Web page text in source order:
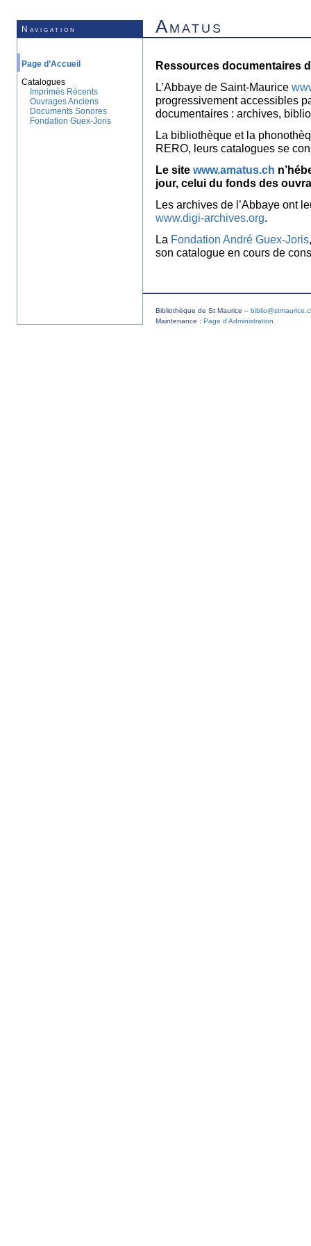
Navigation Amatus
Page d’Accueil
Catalogues
Imprimés Récents
Ouvrages Anciens
Documents Sonores
Fondation Guex-Joris
Ressources documentaires
L’Abbaye de Saint-Maurice
progressivement accessibles
documentaires : archives,
La bibliothèque et la
RERO, leurs catalogues se
Le site www.amatus.ch
jour, celui du fonds des
Les archives de l’Abbaye ont
www.digi-archives.org.
La Fondation André Guex-Joris
son catalogue en cours de
Bibliothèque de St Maurice –
Maintenance : Page d’Administration